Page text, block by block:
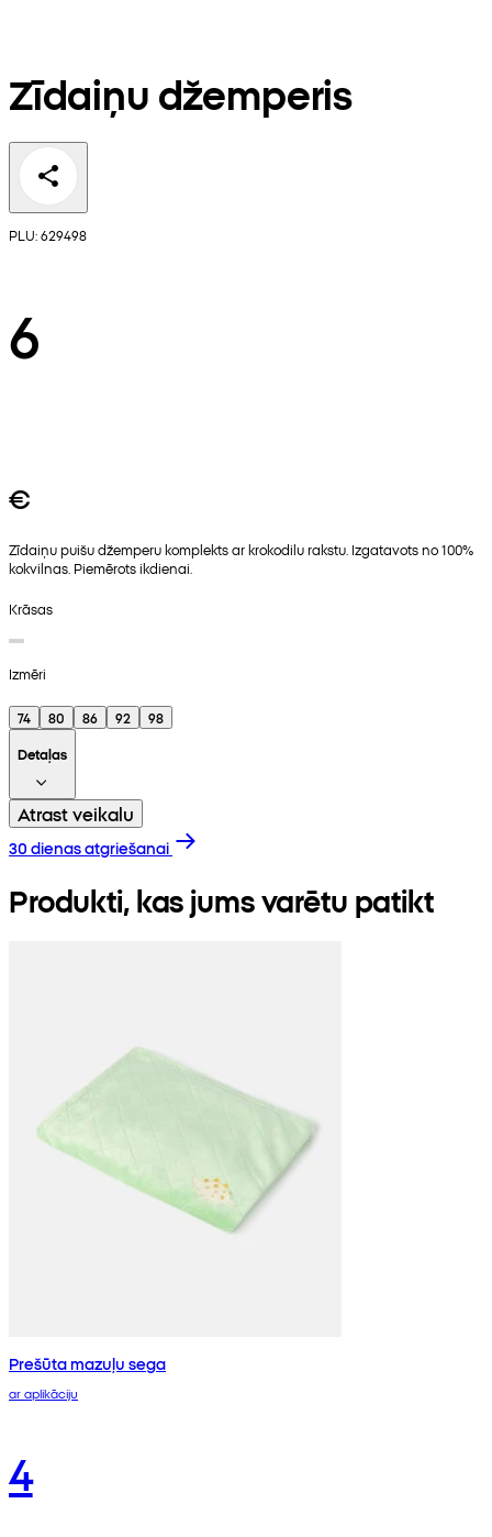
Zīdaiņu džemperis
PLU: 629498
6
€
Zīdaiņu puišu džemperu komplekts ar krokodilu rakstu. Izgatavots no 100%
kokvilnas. Piemērots ikdienai.
Krāsas
Izmēri
74 80 86 92
98
Detaļas
Atrast veikalu
30 dienas atgriešanai
Produkti, kas jums varētu patikt
Prešūta mazuļu sega
ar aplikāciju
4